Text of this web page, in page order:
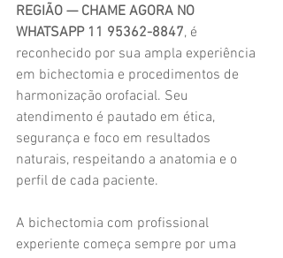
REGIÃO — CHAME AGORA NO
WHATSAPP 11 95362-8847, é
reconhecido por sua ampla experiência
em bichectomia e procedimentos de
harmonização orofacial. Seu
atendimento é pautado em ética,
segurança e foco em resultados
naturais, respeitando a anatomia e o
perfil de cada paciente.
A bichectomia com profissional
experiente começa sempre por uma